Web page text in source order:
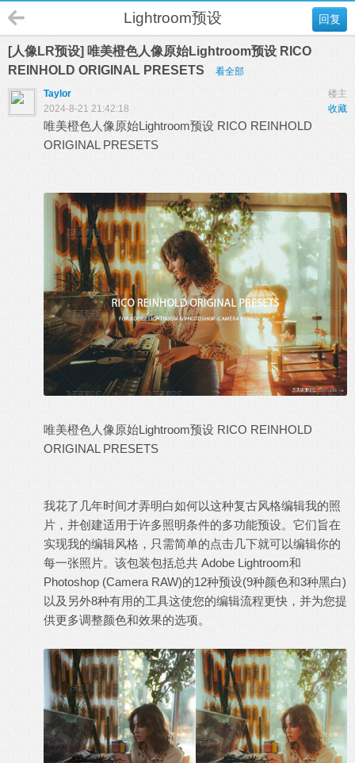
回复
Lightroom预设
[人像LR预设] 唯美橙色人像原始Lightroom预设 RICO
REINHOLD ORIGINAL PRESETS
看全部
楼主
Taylor
收藏
2024-8-21 21:42:18
唯美橙色人像原始Lightroom预设 RICO REINHOLD
ORIGINAL PRESETS
唯美橙色人像原始Lightroom预设 RICO REINHOLD
ORIGINAL PRESETS
我花了几年时间才弄明白如何以这种复古风格编辑我的照
片，并创建适用于许多照明条件的多功能预设。它们旨在
实现我的编辑风格，只需简单的点击几下就可以编辑你的
每一张照片。该包装包括总共 Adobe Lightroom和
Photoshop (Camera RAW)的12种预设(9种颜色和3种黑白)
以及另外8种有用的工具这使您的编辑流程更快，并为您提
供更多调整颜色和效果的选项。